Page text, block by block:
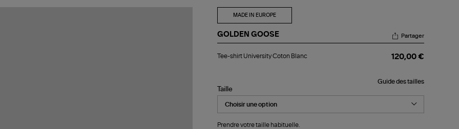
MADE IN EUROPE
GOLDEN GOOSE
shirt
Partager
Tee-shirt University Coton Blanc 120,00 €
Guide des tailles
Taille
Prendre votre taille habituelle.